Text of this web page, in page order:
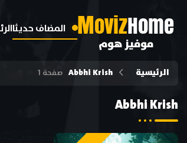
MovizHome
موفيز هوم
المضاف حديثا
الرئيسية Abbhi Krish صفحة 1
Abbhi Krish